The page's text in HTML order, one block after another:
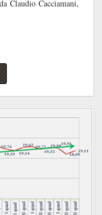
Claudio Cacciamani,